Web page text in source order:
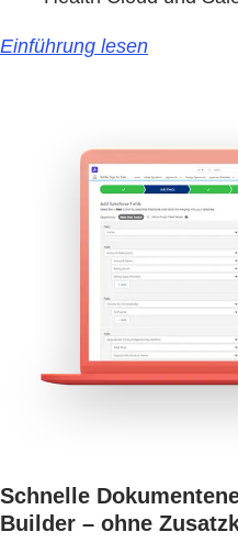
Einführung lesen
Schnelle
Builder – ohne